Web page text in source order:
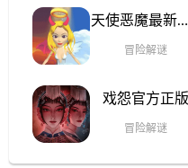
天使恶魔最新版
冒险解谜
戏怨官方正版
冒险解谜